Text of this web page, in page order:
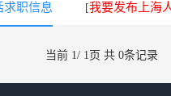
求职信息 [我要发布上海
当前 1/ 1页 共 0条记录